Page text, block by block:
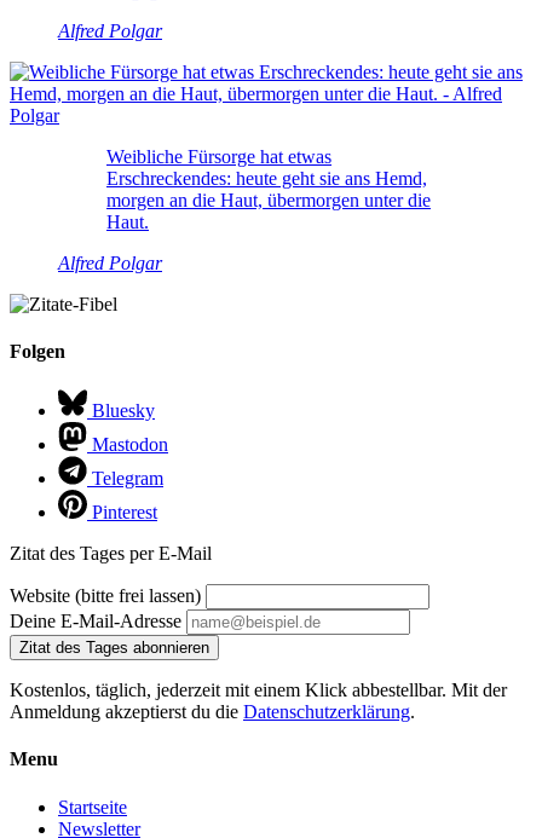
Alfred Polgar
Weibliche Fürsorge hat etwas
Erschreckendes: heute geht sie ans Hemd,
morgen an die Haut, übermorgen unter die
Haut.
Alfred Polgar
Folgen
Bluesky
Mastodon
Telegram
Pinterest
Zitat des Tages per E-Mail
Website (bitte frei lassen)
Deine E-Mail-Adresse
Zitat des Tages abonnieren
Kostenlos, täglich, jederzeit mit einem Klick abbestellbar. Mit der
Anmeldung akzeptierst du die Datenschutzerklärung.
Menu
Startseite
Newsletter